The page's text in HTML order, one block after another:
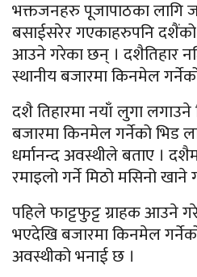
भक्तजनहरु पूजापाठका लागि
बसाईसरेर गएकाहरुपनि
आउने गरेका छन् । दशैतिहार
स्थानीय बजारमा किनमेल
दशै तिहारमा नयाँ लुगा
बजारमा किनमेल गर्नेको भिड
धर्मानन्द अवस्थीले बताए ।
रमाइलो गर्ने मिठो मसिनो खाने
पहिले फाट्टफुट्ट ग्राहक आउने
भएदेखि बजारमा किनमेल
अवस्थीको भनाई छ ।